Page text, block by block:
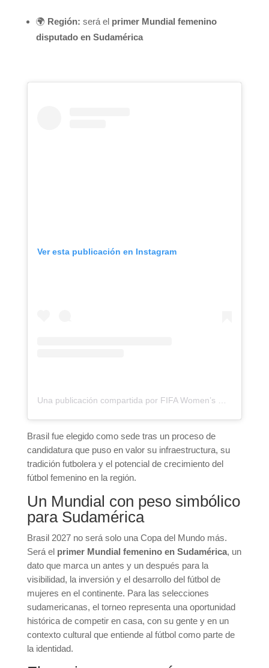
🌍 Región: será el primer Mundial femenino
disputado en Sudamérica
Ver esta publicación en Instagram
Brasil fue elegido como sede tras un proceso de
candidatura que puso en valor su infraestructura, su
tradición futbolera y el potencial de crecimiento del
fútbol femenino en la región.
Un Mundial con peso simbólico
para Sudamérica
Brasil 2027 no será solo una Copa del Mundo más.
Será el primer Mundial femenino en Sudamérica, un
dato que marca un antes y un después para la
visibilidad, la inversión y el desarrollo del fútbol de
mujeres en el continente. Para las selecciones
sudamericanas, el torneo representa una oportunidad
histórica de competir en casa, con su gente y en un
contexto cultural que entiende al fútbol como parte de
la identidad.